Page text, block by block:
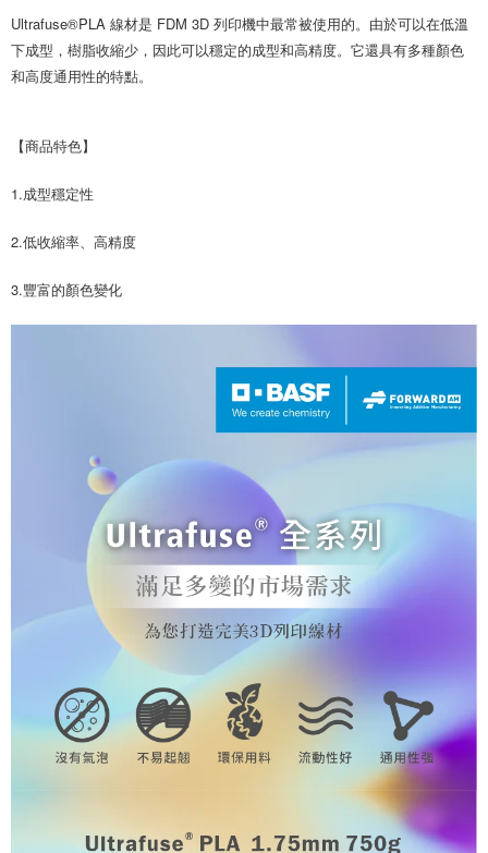
後付繳納相關費用。
※ 交易是否成功請以「AFTEE先享後付 」之結帳頁面顯示為準，若有關於
是否繳費成功／繳費後需取消欲退款等相關疑問，請聯繫「AFTEE先享後付
客戶支援中心」 https://netprotections.freshdesk.com/support/home
１．透過由恩沛科技股份有限公司提供之「AFTEE先享後付」服務完成之交
權轉讓予恩沛科技股份有限公司。
２．關於個人資料處理事宜，請瀏覽以下網址：
３．未成年的使用者請事先徵得法定代理人或監護人之同意方可使用
任。
時審查核予不同之上限額度；若仍有額度不足之情形，本公司將視審查結果
恩沛科技股份有限公司將有權停止該用戶之使用額度並採取法律行動。
Ultrafuse®PLA 線材是 FDM 3D 列印機中最常被使用的。由於可以在低溫
下成型，樹脂收縮少，因此可以穩定的成型和高精度。它還具有多種顏色
和高度通用性的特點。
【商品特色】
1.成型穩定性
2.低收縮率、高精度
3.豐富的顏色變化